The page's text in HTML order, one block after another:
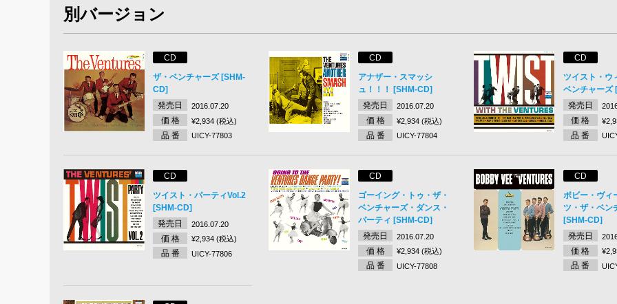
別バージョン
CD
ザ・ベンチャーズ [SHM-
CD]
発売日
2016.07.20
価 格 ¥2,934 (税込)
品 番 UICY-77803
CD
アナザー・スマッシ
ュ！！！ [SHM-CD]
発売日
2016.07.20
価 格 ¥2,934 (税込)
品 番 UICY-77804
CD
ツイスト・ウ
ベンチャーズ
発売日
価 格
品 番
CD
ツイスト・パーティVol.2
[SHM-CD]
発売日
2016.07.20
価 格 ¥2,934 (税込)
品 番 UICY-77806
CD
ゴーイング・トゥ・ザ・
ベンチャーズ・ダンス・
パーティ [SHM-CD]
発売日
2016.07.20
価 格 ¥2,934 (税込)
品 番 UICY-77808
CD
ボビー・ヴィ
ツ・ザ・ベン
[SHM-CD]
発売日
価 格
品 番